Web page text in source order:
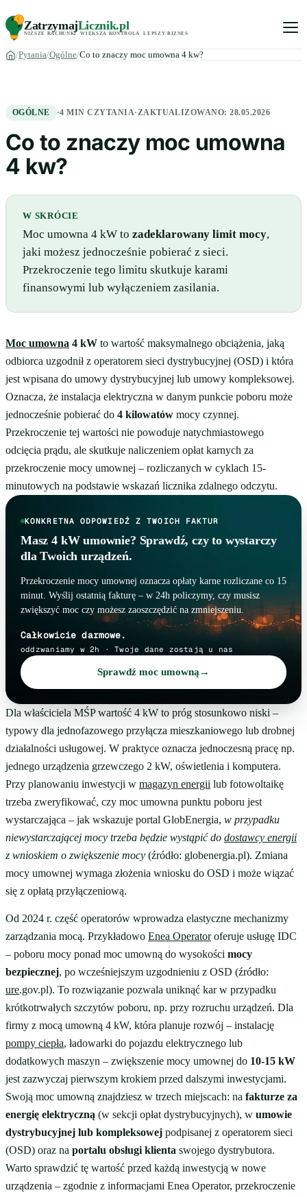
ZatrzymajLicznik.pl
NIŻSZE RACHUNKI. WIĘKSZA KONTROLA LEPSZY BIZNES
Pytania Ogólne Co to znaczy moc umowna 4 kw?
OGÓLNE ·4 MIN CZYTANIA·ZAKTUALIZOWANO:28.05.2026
Co to znaczy moc umowna
4 kw?
W SKRÓCIE
Moc umowna 4 kW to zadeklarowany limit mocy,
jaki możesz jednocześnie pobierać z sieci.
Przekroczenie tego limitu skutkuje karami
finansowymi lub wyłączeniem zasilania.
Moc umowna 4 kW to wartość maksymalnego obciążenia, jaką
odbiorca uzgodnił z operatorem sieci dystrybucyjnej (OSD) i która
jest wpisana do umowy dystrybucyjnej lub umowy kompleksowej.
Oznacza, że instalacja elektryczna w danym punkcie poboru może
jednocześnie pobierać do 4 kilowatów mocy czynnej.
Przekroczenie tej wartości nie powoduje natychmiastowego
odcięcia prądu, ale skutkuje naliczeniem opłat karnych za
przekroczenie mocy umownej – rozliczanych w cyklach 15-
minutowych na podstawie wskazań licznika zdalnego odczytu.
KONKRETNA ODPOWIEDŹ Z TWOICH FAKTUR
Masz 4 kW umownie? Sprawdź, czy to wystarczy
dla Twoich urządzeń.
Przekroczenie mocy umownej oznacza opłaty karne rozliczane co 15
minut. Wyślij ostatnią fakturę – w 24h policzymy, czy musisz
zwiększyć moc czy możesz zaoszczędzić na zmniejszeniu.
Sprawdź moc umowną →
Całkowicie darmowe.
oddzwaniamy w 2h · Twoje dane zostają u nas
Dla właściciela MŚP wartość 4 kW to próg stosunkowo niski –
typowy dla jednofazowego przyłącza mieszkaniowego lub drobnej
działalności usługowej. W praktyce oznacza jednoczesną pracę np.
jednego urządzenia grzewczego 2 kW, oświetlenia i komputera.
Przy planowaniu inwestycji w magazyn energii lub fotowoltaikę
trzeba zweryfikować, czy moc umowna punktu poboru jest
wystarczająca – jak wskazuje portal GlobEnergia, w przypadku
niewystarczającej mocy trzeba będzie wystąpić do dostawcy energii
z wnioskiem o zwiększenie mocy (źródło: globenergia.pl). Zmiana
mocy umownej wymaga złożenia wniosku do OSD i może wiązać
się z opłatą przyłączeniową.
Od 2024 r. część operatorów wprowadza elastyczne mechanizmy
zarządzania mocą. Przykładowo Enea Operatoroferuje usługę IDC
– poboru mocy ponad moc umowną do wysokości mocy
bezpiecznej, po wcześniejszym uzgodnieniu z OSD (źródło:
ure.gov.pl). To rozwiązanie pozwala uniknąć kar w przypadku
krótkotrwałych szczytów poboru, np. przy rozruchu urządzeń. Dla
firmy z mocą umowną 4 kW, która planuje rozwój – instalację
pompy ciepła, ładowarki do pojazdu elektrycznego lub
dodatkowych maszyn – zwiększenie mocy umownej do 10-15 kW
jest zazwyczaj pierwszym krokiem przed dalszymi inwestycjami.
Swoją moc umowną znajdziesz w trzech miejscach: na fakturze za
energię elektryczną (w sekcji opłat dystrybucyjnych), w umowie
dystrybucyjnej lub kompleksowej podpisanej z operatorem sieci
(OSD) oraz na portalu obsługi klienta swojego dystrybutora.
Warto sprawdzić tę wartość przed każdą inwestycją w nowe
urządzenia – zgodnie z informacjami Enea Operator, przekroczenie